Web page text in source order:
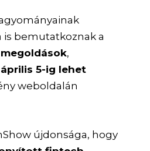
bemutatkoznak a
,
április 5-ig lehet
weboldalán
újdonsága, hogy